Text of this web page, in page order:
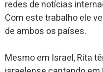
redes de notícias
Com este trabalho ele
de ambos os países.
Mesmo em Israel, Rita